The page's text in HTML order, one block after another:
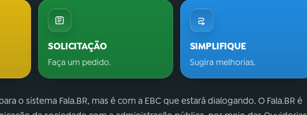
SOLICITAÇÃO
Faça um pedido.
SIMPLIFIQUE
Sugira melhorias.
o sistema Fala.BR, mas é com a EBC que estará dialogando. O Fala.BR é